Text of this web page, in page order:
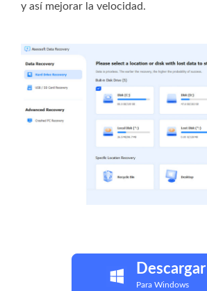
y así mejorar la velocidad.
Descargar
Para Windows